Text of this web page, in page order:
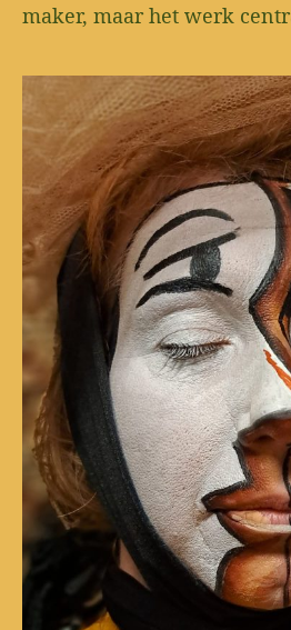
maker, maar het werk